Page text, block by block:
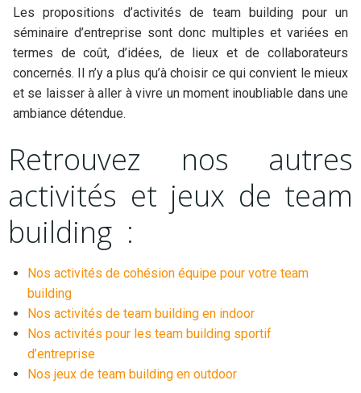
Les propositions d’activités de team building pour un
séminaire d’entreprise sont donc multiples et variées en
termes de coût, d’idées, de lieux et de collaborateurs
concernés. Il n’y a plus qu’à choisir ce qui convient le mieux
et se laisser à aller à vivre un moment inoubliable dans une
ambiance détendue.
Retrouvez nos autres
activités et jeux de team
building :
Nos activités de cohésion équipe pour votre team
building
Nos activités de team building en indoor
Nos activités pour les team building sportif
d’entreprise
Nos jeux de team building en outdoor